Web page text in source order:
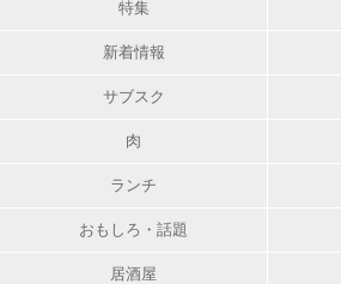
特集
新着情報
サブスク
肉
ランチ
おもしろ・話題
居酒屋